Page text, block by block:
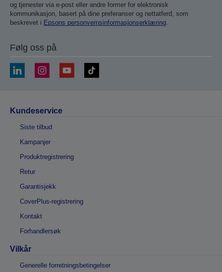
og tjenester via e-post eller andre former for elektronisk
kommunikasjon, basert på dine preferanser og nettatferd, som
beskrevet i Epsons personvernsinformasjonserklæring
Følg oss på
Kundeservice
Siste tilbud
Kampanjer
Produktregistrering
Retur
Garantisjekk
CoverPlus-registrering
Kontakt
Forhandlersøk
Vilkår
Generelle forretningsbetingelser